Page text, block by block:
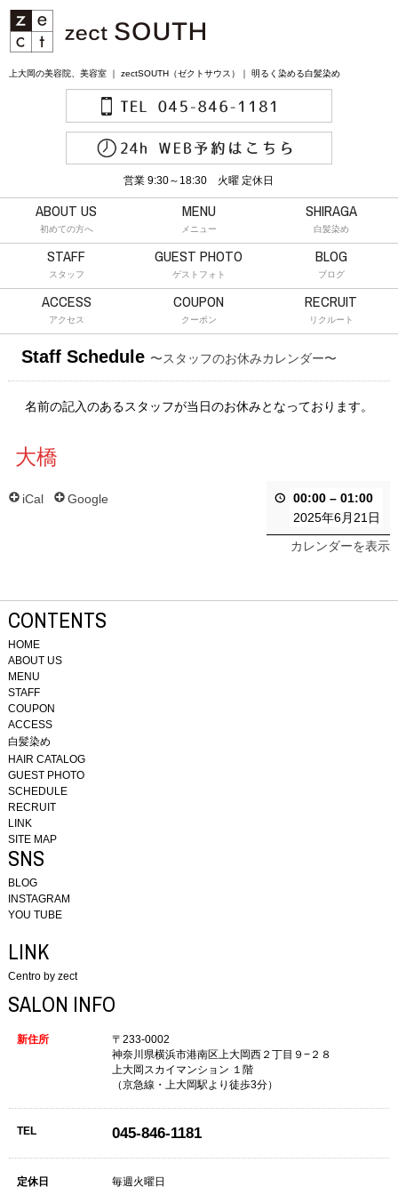
上大岡の美容院、美容室 ｜ zectSOUTH（ゼクトサウス）｜ 明るく染める白髪染め
営業 9:30～18:30 火曜 定休日
ABOUT US
初めての方へ
MENU
メニュー
SHIRAGA
白髪染め
STAFF
スタッフ
GUEST PHOTO
ゲストフォト
BLOG
ブログ
ACCESS
アクセス
COUPON
クーポン
RECRUIT
リクルート
Staff Schedule 〜スタッフのお休みカレンダー〜
名前の記入のあるスタッフが当日のお休みとなっております。
大橋
00:00 – 01:00
2025年6月21日
iCal Google
カレンダーを表示
CONTENTS
HOME
ABOUT US
MENU
STAFF
COUPON
ACCESS
白髪染め
HAIR CATALOG
GUEST PHOTO
SCHEDULE
RECRUIT
LINK
SITE MAP
SNS
BLOG
INSTAGRAM
YOU TUBE
LINK
Centro by zect
SALON INFO
新住所
〒233-0002
神奈川県横浜市港南区上大岡西２丁目９−２８
上大岡スカイマンション １階
（京急線・上大岡駅より徒歩3分）
TEL 045-846-1181
定休日 毎週火曜日